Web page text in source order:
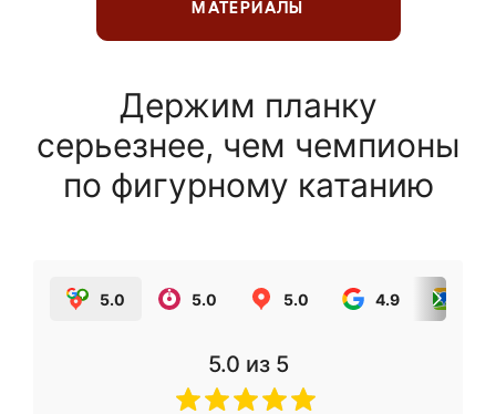
МАТЕРИАЛЫ
Держим планку
серьезнее, чем чемпионы
по фигурному катанию
5.0 5.0 5.0 4.9
5.0 из 5